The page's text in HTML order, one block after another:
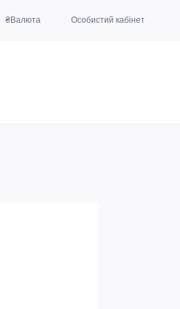
₴Валюта Особистий кабінет